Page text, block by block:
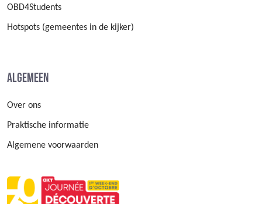
OBD4Students
Hotspots (gemeentes in de kijker)
Algemeen
Over ons
Praktische informatie
Algemene voorwaarden